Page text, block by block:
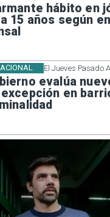
hábito en
15 años según
El Jueves Pasado
evalúa
en